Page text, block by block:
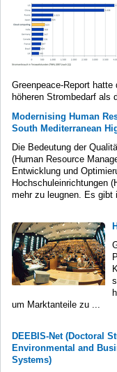
Greenpeace-Report
höheren Strombedarf als
Modernising Human
South Mediterranean
Die Bedeutung der
(Human Resource
Entwicklung und
Hochschuleinrichtungen
mehr zu leugnen. Es gibt
um Marktanteile zu ...
DEEBIS-Net (Doctoral
Environmental and
Systems)